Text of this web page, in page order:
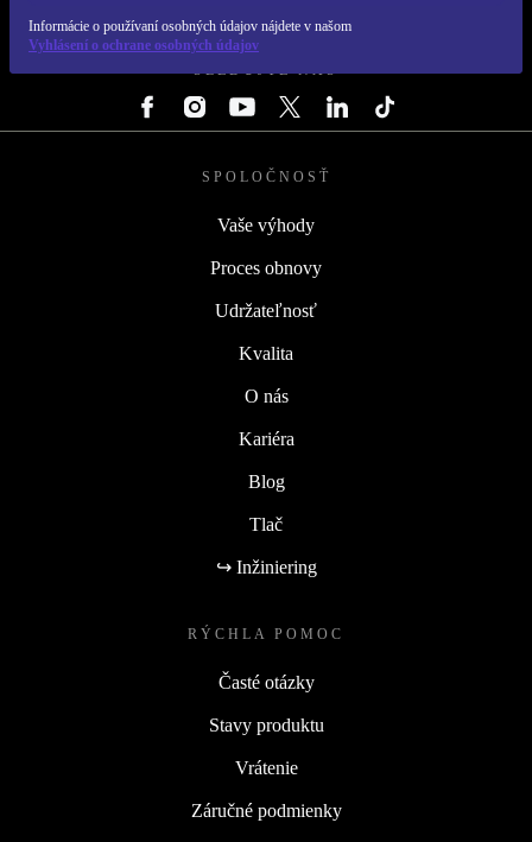
Informácie o používaní osobných údajov nájdete v našom
Vyhlásení o ochrane osobných údajov
SLEDUJTE NÁS
SPOLOČNOSŤ
Vaše výhody
Proces obnovy
Udržateľnosť
Kvalita
O nás
Kariéra
Blog
Tlač
↪ Inžiniering
RÝCHLA POMOC
Časté otázky
Stavy produktu
Vrátenie
Záručné podmienky